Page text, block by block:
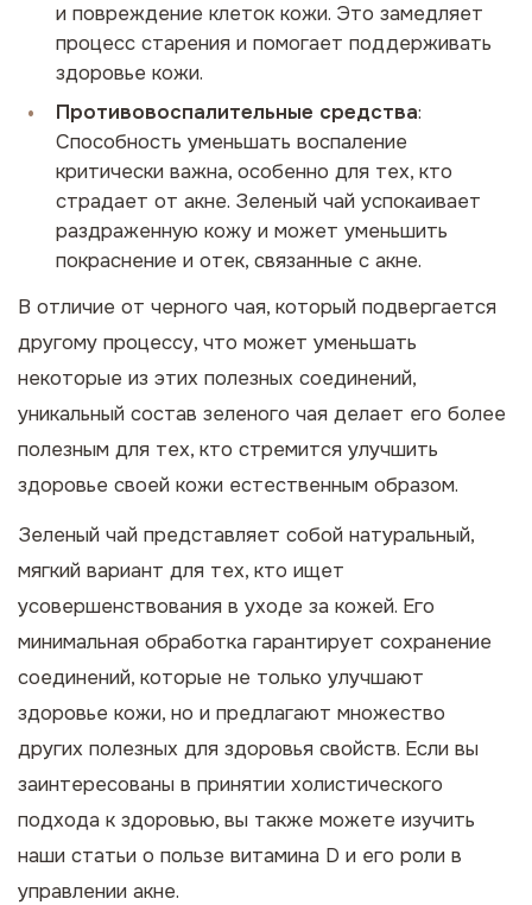
и повреждение клеток кожи. Это замедляет
процесс старения и помогает поддерживать
здоровье кожи.
Противовоспалительные средства:
Способность уменьшать воспаление
критически важна, особенно для тех, кто
страдает от акне. Зеленый чай успокаивает
раздраженную кожу и может уменьшить
покраснение и отек, связанные с акне.
В отличие от черного чая, который подвергается
другому процессу, что может уменьшать
некоторые из этих полезных соединений,
уникальный состав зеленого чая делает его более
полезным для тех, кто стремится улучшить
здоровье своей кожи естественным образом.
Зеленый чай представляет собой натуральный,
мягкий вариант для тех, кто ищет
усовершенствования в уходе за кожей. Его
минимальная обработка гарантирует сохранение
соединений, которые не только улучшают
здоровье кожи, но и предлагают множество
других полезных для здоровья свойств. Если вы
заинтересованы в принятии холистического
подхода к здоровью, вы также можете изучить
наши статьи о пользе витамина D и его роли в
управлении акне.